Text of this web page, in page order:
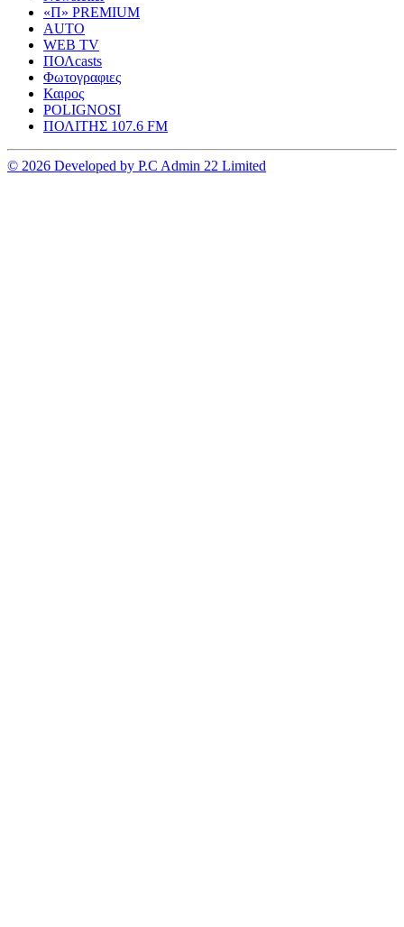
«Π» PREMIUM
AUTO
WEB TV
ΠΟΛcasts
Φωτογραφιες
Καιρος
POLIGNOSI
ΠΟΛΙΤΗΣ 107.6 FM
© 2026 Developed by P.C Admin 22 Limited